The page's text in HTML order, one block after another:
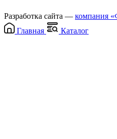
Разработка сайта — компания
Главная
Каталог